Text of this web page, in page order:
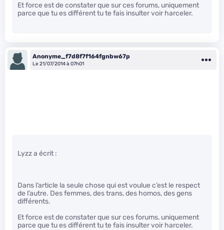
Et force est de constater que sur ces forums, uniquement
parce que tu es différent tu te fais insulter voir harceler.
Anonyme_f7d8f7f164fgnbw67p
Le 21/07/2014 à 07h01
Lyzz a écrit :
Dans l’article la seule chose qui est voulue c’est le respect
de l’autre. Des femmes, des trans, des homos, des gens
différents.
Et force est de constater que sur ces forums, uniquement
parce que tu es différent tu te fais insulter voir harceler.